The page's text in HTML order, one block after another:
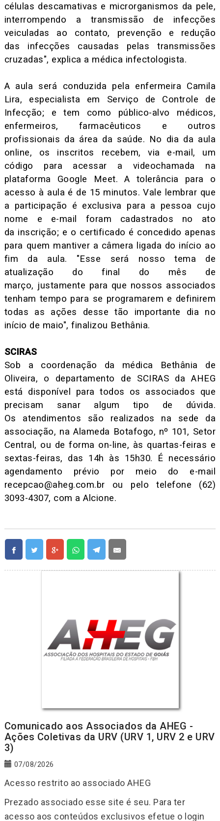
células descamativas e microrganismos da pele,
interrompendo a transmissão de infecções
veiculadas ao contato, prevenção e redução
das infecções causadas pelas transmissões
cruzadas", explica a médica infectologista.
A aula será conduzida pela enfermeira Camila
Lira, especialista em Serviço de Controle de
Infecção; e tem como público-alvo médicos,
enfermeiros, farmacêuticos e outros
profissionais da área da saúde. No dia da aula
online, os inscritos recebem, via e-mail, um
código para acessar a videochamada na
plataforma Google Meet. A tolerância para o
acesso à aula é de 15 minutos. Vale lembrar que
a participação é exclusiva para a pessoa cujo
nome e e-mail foram cadastrados no ato
da inscrição; e o certificado é concedido apenas
para quem mantiver a câmera ligada do início ao
fim da aula. "Esse será nosso tema de
atualização do final do mês de
março, justamente para que nossos associados
tenham tempo para se programarem e definirem
todas as ações desse tão importante dia no
início de maio", finalizou Bethânia.
SCIRAS
Sob a coordenação da médica Bethânia de
Oliveira, o departamento de SCIRAS da AHEG
está disponível para todos os associados que
precisam sanar algum tipo de dúvida.
Os atendimentos são realizados na sede da
associação, na Alameda Botafogo, nº 101, Setor
Central, ou de forma on-line, às quartas-feiras e
sextas-feiras, das 14h às 15h30. É necessário
agendamento prévio por meio do e-mail
recepcao@aheg.com.br ou pelo telefone (62)
3093-4307, com a Alcione.
Comunicado aos Associados da AHEG -
Ações Coletivas da URV (URV 1, URV 2 e URV
3)
07/08/2026
Acesso restrito ao associado AHEG
Prezado associado esse site é seu. Para ter
acesso aos conteúdos exclusivos efetue o login